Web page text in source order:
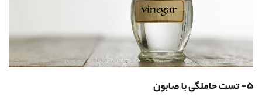
5- تست حاملگی با صابون